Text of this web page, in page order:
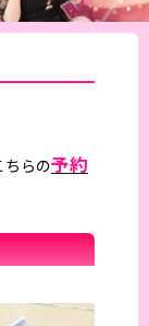
ちらの予約